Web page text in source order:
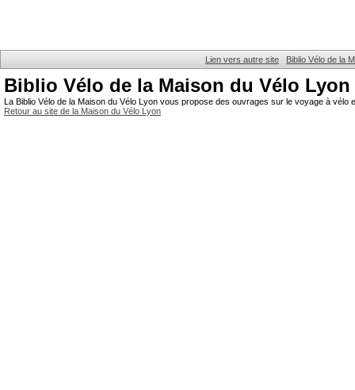
Lien vers autre site Biblio Vélo de la
Biblio Vélo de la Maison du Vélo Lyon
La Biblio Vélo de la Maison du Vélo Lyon vous propose des ouvrages sur le voyage à
Retour au site de la Maison du Vélo Lyon